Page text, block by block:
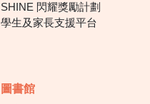
SHINE 閃耀獎勵計劃
學生及家長支援平台
圖書館